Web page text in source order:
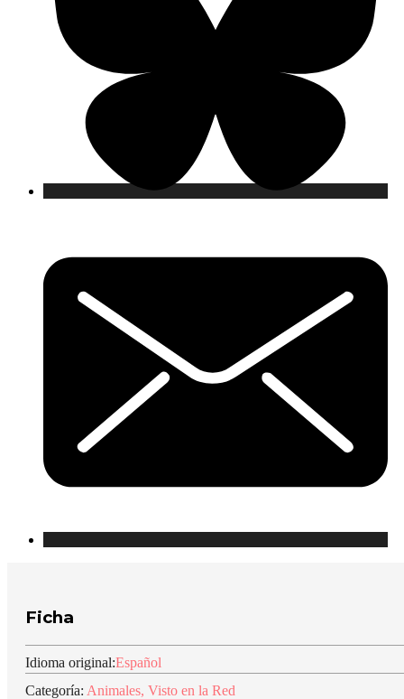
Ficha
Idioma original:Español
Categoría: Animales, Visto en la Red